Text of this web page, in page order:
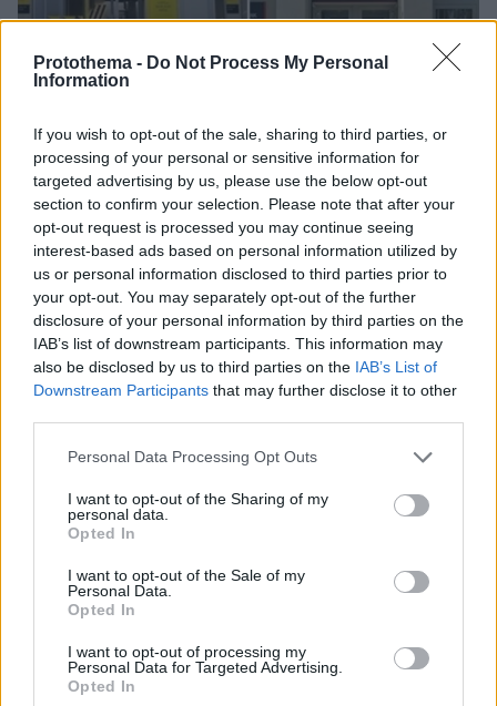
Protothema - Do Not Process My Personal
Information
If you wish to opt-out of the sale, sharing to third parties, or
processing of your personal or sensitive information for
targeted advertising by us, please use the below opt-out
section to confirm your selection. Please note that after your
opt-out request is processed you may continue seeing
interest-based ads based on personal information utilized by
us or personal information disclosed to third parties prior to
your opt-out. You may separately opt-out of the further
disclosure of your personal information by third parties on the
IAB’s list of downstream participants. This information may
also be disclosed by us to third parties on the IAB’s List of
Downstream Participants that may further disclose it to other
Please note that this website/app uses one or more Google
not limited to your visit or usage behaviour. You may click to
grant or deny consent to Google and its third-party tags to
use your data for below specified purposes in below Google
consent section.
Personal Data Processing Opt Outs
I want to opt-out of the Sharing of my
personal data.
Opted In
I want to opt-out of the Sale of my
Personal Data.
Opted In
I want to opt-out of processing my
Personal Data for Targeted Advertising.
Opted In
επηρεάζει την ελληνική οικονομία και τις τράπεζες
λόγω πετρελαίου και τουρισμού
Η δομική εξάρτηση από τον τουρισμό και τη ναυτιλία
όσο και τις μακροοικονομικές ευπάθειες που
συνδέονται με την ενέργεια και τα εξωτερικά
ελλείμματα, συνιστά βασικό κίνδυνο για τις τράπεζες
- Πρόβλημα και η διεύρυνση των spread στα
ομόλογα